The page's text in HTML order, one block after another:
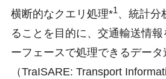
横断的なクエリ処理*1、統計分
ることを目的に、交通輸送情
ーフェースで処理できるデー
（TraISARE: Transport